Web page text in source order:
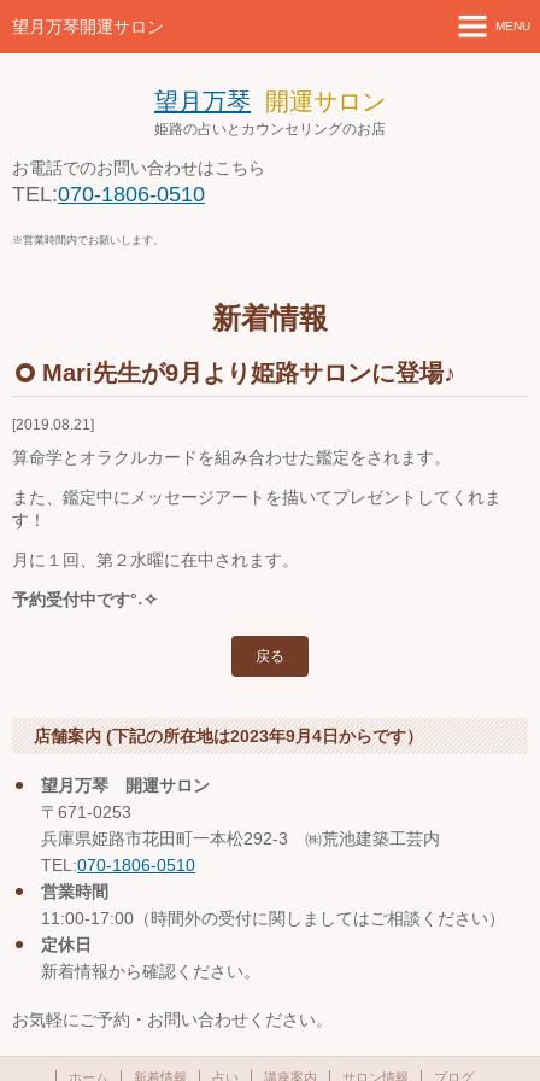
望月万琴開運サロン
望月万琴 開運サロン
姫路の占いとカウンセリングのお店
お電話でのお問い合わせはこちら
TEL:070-1806-0510
※営業時間内でお願いします。
MENU
店舗案内とアクセス
お問い合わせ
４月の営業案内
新着情報
2019.08.21
Mari先生が9月より姫路サロンに登場♪
算命学とオラクルカードを組み合わせた鑑定をされます。
また、鑑定中にメッセージアートを描いてプレゼントしてくれま
す！
月に１回、第２水曜に在中されます。
予約受付中です°˖✧
戻る
店舗案内 (下記の所在地は2023年9月4日からです）
望月万琴 開運サロン
〒671-0253
兵庫県姫路市花田町一本松292-3 ㈱荒池建築工芸内
TEL:070-1806-0510
営業時間
11:00-17:00（時間外の受付に関しましてはご相談ください）
定休日
新着情報から確認ください。
お気軽にご予約・お問い合わせください。
ホーム 新着情報 占い 講座案内 サロン情報 ブログ